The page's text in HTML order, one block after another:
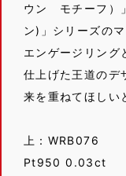
ウン モチーフ）
ン)」シリーズの
エンゲージリング
仕上げた王道のデ
来を重ねてほしい
上：WRB076
Pt950 0.03ct